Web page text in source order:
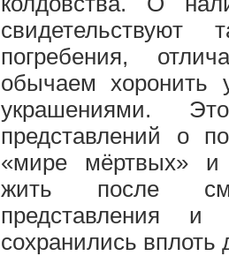
свидетельствуют
погребения,
обычаем
украшениями.
представлений о
«мире мёртвых» и
жить после
представления
сохранились